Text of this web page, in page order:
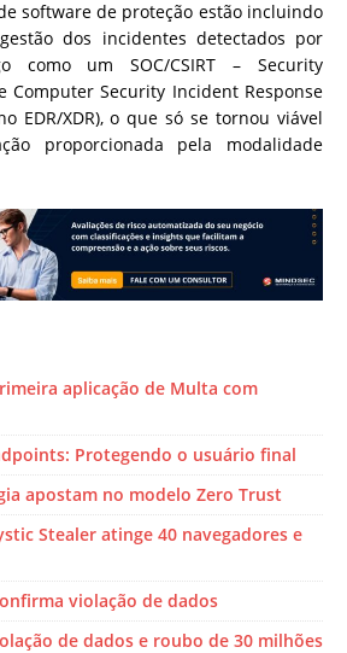
software de proteção estão incluindo
dos incidentes detectados por
como um SOC/CSIRT – Security
Computer Security Incident Response
EDR/XDR), o que só se tornou viável
proporcionada pela modalidade
aplicação de Multa com
Protegendo o usuário final
apostam no modelo Zero Trust
Stealer atinge 40 navegadores e
violação de dados
de dados e roubo de 30 milhões